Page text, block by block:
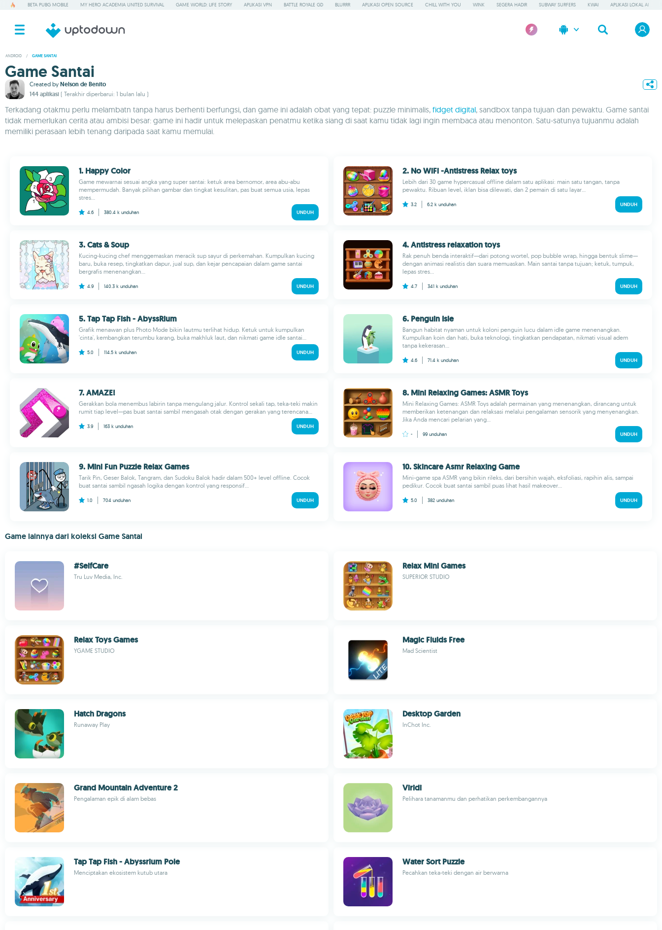
BETA PUBG MOBILE MY HERO ACADEMIA UNITED SURVIVAL GAME WORLD: LIFE STORY APLIKASI VPN BATTLE ROYALE GD BLURRR APLIKASI OPEN SOURCE CHILL WITH YOU WINK SEGERA HADIR SUBWAY SURFERS KWAI APLIKASI LOKAL AI
ANDROID / GAME SANTAI
Game Santai
Created by Nelson de Benito
144 aplikasi ( Terakhir diperbarui: 1 bulan lalu )
Terkadang otakmu perlu melambatn tanpa harus berhenti berfungsi, dan game ini adalah obat yang tepat: puzzle minimalis, fidget digital, sandbox tanpa tujuan dan pewaktu. Game santai
tidak memerlukan cerita atau ambisi besar: game ini hadir untuk melepaskan penatmu ketika siang di saat kamu tidak lagi ingin membaca atau menonton. Satu-satunya tujuanmu adalah
memiliki perasaan lebih tenang daripada saat kamu memulai.
1. Happy Color
Game mewarnai sesuai angka yang super santai: ketuk area bernomor, area abu-abu
mempermudah. Banyak pilihan gambar dan tingkat kesulitan, pas buat semua usia, lepas
stres...
4.6 380.4 k unduhan UNDUH
2. No WiFi -Antistress Relax toys
Lebih dari 30 game hypercasual offline dalam satu aplikasi: main satu tangan, tanpa
pewaktu. Ribuan level, iklan bisa dilewati, dan 2 pemain di satu layar...
3.2 6.2 k unduhan UNDUH
3. Cats & Soup
Kucing-kucing chef menggemaskan meracik sup sayur di perkemahan. Kumpulkan kucing
baru, buka resep, tingkatkan dapur, jual sup, dan kejar pencapaian dalam game santai
bergrafis menenangkan...
4.9 140.3 k unduhan UNDUH
4. Antistress relaxation toys
Rak penuh benda interaktif—dari potong wortel, pop bubble wrap, hingga bentuk slime—
dengan animasi realistis dan suara memuaskan. Main santai tanpa tujuan; ketuk, tumpuk,
lepas stres...
4.7 341 k unduhan UNDUH
5. Tap Tap Fish - AbyssRium
Grafik menawan plus Photo Mode bikin lautmu terlihat hidup. Ketuk untuk kumpulkan
'cinta', kembangkan terumbu karang, buka makhluk laut, dan nikmati game idle santai...
5.0 114.5 k unduhan UNDUH
6. Penguin Isle
Bangun habitat nyaman untuk koloni penguin lucu dalam idle game menenangkan.
Kumpulkan koin dan hati, buka teknologi, tingkatkan pendapatan, nikmati visual adem
tanpa kekerasan...
4.6 71.4 k unduhan UNDUH
7. AMAZE!
Gerakkan bola menembus labirin tanpa mengulang jalur. Kontrol sekali tap, teka-teki makin
rumit tiap level—pas buat santai sambil mengasah otak dengan gerakan yang terencana...
3.9 163 k unduhan UNDUH
8. Mini Relaxing Games: ASMR Toys
Mini Relaxing Games: ASMR Toys adalah permainan yang menenangkan, dirancang untuk
memberikan ketenangan dan relaksasi melalui pengalaman sensorik yang menyenangkan.
Jika Anda mencari pelarian yang...
- 99 unduhan UNDUH
9. Mini Fun Puzzle Relax Games
Tarik Pin, Geser Balok, Tangram, dan Sudoku Balok hadir dalam 500+ level offline. Cocok
buat santai sambil ngasah logika dengan kontrol yang responsif...
1.0 704 unduhan UNDUH
10. Skincare Asmr Relaxing Game
Mini-game spa ASMR yang bikin rileks, dari bersihin wajah, eksfoliasi, rapihin alis, sampai
pedikur. Cocok buat santai sambil puas lihat hasil makeover...
5.0 382 unduhan UNDUH
Game lainnya dari koleksi Game Santai
#SelfCare
Tru Luv Media, Inc.
Relax Mini Games
SUPERIOR STUDIO
Relax Toys Games
YGAME STUDIO
Magic Fluids Free
Mad Scientist
Hatch Dragons
Runaway Play
Desktop Garden
InChot Inc.
Grand Mountain Adventure 2
Pengalaman epik di alam bebas
Viridi
Pelihara tanamanmu dan perhatikan perkembangannya
Tap Tap Fish - Abyssrium Pole
Menciptakan ekosistem kutub utara
Water Sort Puzzle
Pecahkan teka-teki dengan air berwarna